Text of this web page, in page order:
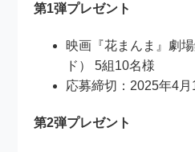
第1弾プレゼント
映画『花まんま』劇
ド） 5組10名様
応募締切：2025年4月
第2弾プレゼント